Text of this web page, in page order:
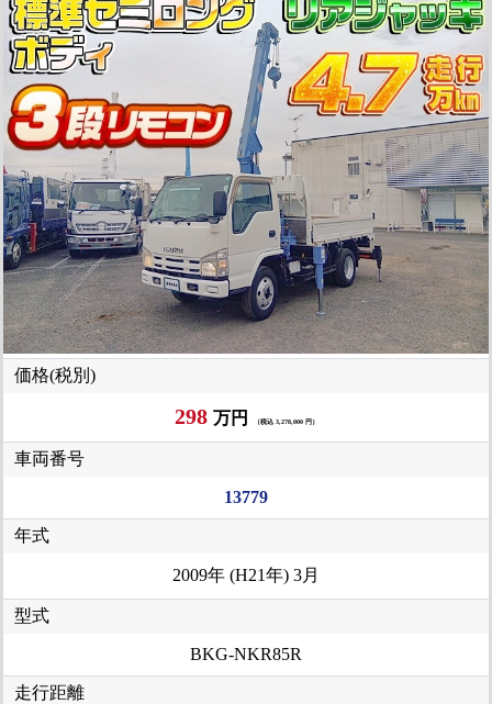
価格(税別)
298 万円 （税込 3,278,000 円）
車両番号
13779
年式
2009年 (H21年) 3月
型式
BKG-NKR85R
走行距離